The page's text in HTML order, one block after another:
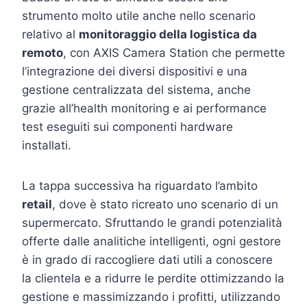
strumento molto utile anche nello scenario
relativo al monitoraggio della logistica da
remoto, con AXIS Camera Station che permette
l’integrazione dei diversi dispositivi e una
gestione centralizzata del sistema, anche
grazie all’health monitoring e ai performance
test eseguiti sui componenti hardware
installati.
La tappa successiva ha riguardato l’ambito
retail, dove è stato ricreato uno scenario di un
supermercato. Sfruttando le grandi potenzialità
offerte dalle analitiche intelligenti, ogni gestore
è in grado di raccogliere dati utili a conoscere
la clientela e a ridurre le perdite ottimizzando la
gestione e massimizzando i profitti, utilizzando